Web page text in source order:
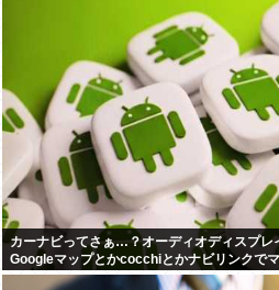
カーナビってさぁ…？オーディオディスプ
Googleマップとかcocchiとかナビリンクで